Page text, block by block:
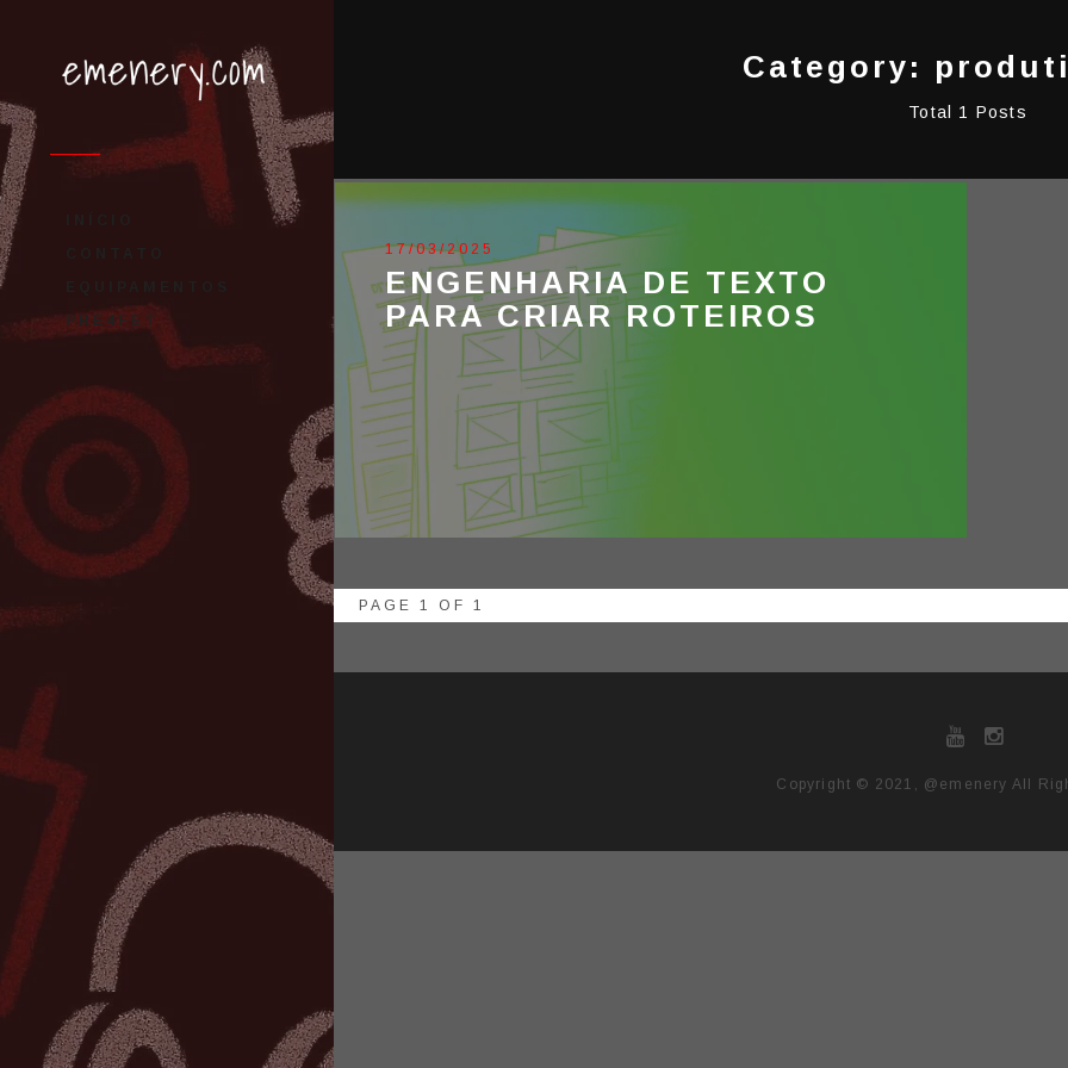
PRE4FET
Category:
Total 1 Posts
17/03/2025
ENGENHARIA DE TEXTO
PARA CRIAR ROTEIROS
PAGE 1 OF 1
Copyright © 2021, @emenery All